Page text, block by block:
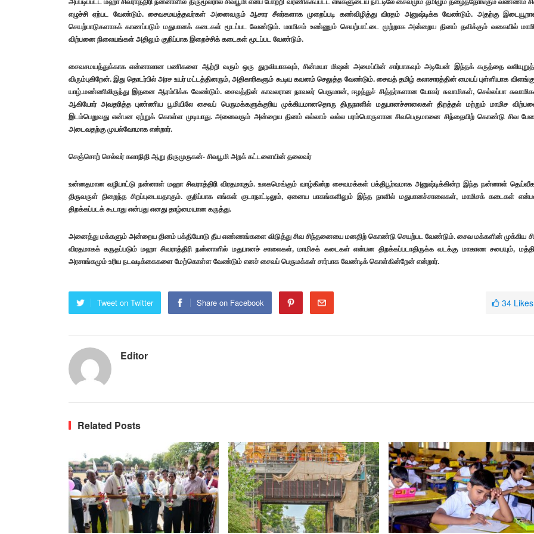
எழுச்சி ஏற்பட வேண்டும். சைவசமயத்தவர்கள் அனைவரும் ஆசார சீலர்களாக முறைப்படி கண்விழித்து விரதம் அனுஷ்டிக்க வேண்டும். அதற்கு
செயற்பாடுகளாகக் காணப்படும் மதுபானக் கடைகள் மூடப்பட வேண்டும். மாமிசம் உண்ணும் செயற்பாட்டை முற்றாக அன்றைய தினம் தவிக்கும் வகையில்
விற்பனை நிலையங்கள் அதிலும் குறிப்பாக இறைச்சிக் கடைகள் மூடப்பட வேண்டும்.
சைவசமயத்துக்காக என்னாலான பணிகளை ஆற்றி வரும் ஒரு துறவியாகவும், சின்மயா மிஷன் அமைப்பின் சார்பாகவும் அடியேன் இந்தக் கருத்தை
விரும்புகிறேன். இது தொடர்பில் அரச உயர் மட்டத்தினரும், அதிகாரிகளும் கூடிய கவனம் செலுத்த வேண்டும். சைவத் தமிழ் கலாசாரத்தின் மையப் புள்ளியாக
யாழ்.மண்ணிலிருந்து இதனை ஆரம்பிக்க வேண்டும். சைவத்தின் காவலரான நாவலர் பெருமான், ஈழத்துச் சித்தர்களான யோகர் சுவாமிகள், செல்லப்பா
ஆகியோர் அவதரித்த புண்ணிய பூமியிலே சைவப் பெருமக்களுக்குரிய முக்கியமானதொரு திருநாளில் மதுபானச்சாலைகள் திறத்தல் மற்றும் மாமிச
இடம்பெறுவது என்பன ஏற்றுக் கொள்ள முடியாது. அனைவரும் அன்றைய தினம் எல்லாம் வல்ல பரம்பொருளான சிவபெருமானை சிந்தையிற் கொண்டு சிவ
அடைவதற்கு முயல்வோமாக என்றார்.
செஞ்சொற் செல்வர் கலாநிதி ஆறு திருமுருகன்- சிவபூமி அறக் கட்டளையின் தலைவர்
உன்னதமான வழிபாட்டு நன்னாள் மஹா சிவராத்திரி விரதமாகும். உலகமெங்கும் வாழ்கின்ற சைவமக்கள் பக்திபூர்வமாக அனுஷ்டிக்கின்ற இந்த நன்னாள்
திருவருள் நிறைந்த சிறப்புடையதாகும். குறிப்பாக எங்கள் குடாநாட்டிலும், ஏனைய பாகங்களிலும் இந்த நாளில் மதுபானச்சாலைகள், மாமிசக் கடைகள்
திறக்கப்படக் கூடாது என்பது எனது தாழ்மையான கருத்து.
அனைத்து மக்களும் அன்றைய தினம் பக்தியோடு தீய எண்ணங்களை விடுத்து சிவ சிந்தனையை மனதிற் கொண்டு செயற்பட வேண்டும். சைவ மக்களின் முக்கிய
விரதமாகக் கருதப்படும் மஹா சிவராத்திரி நன்னாளில் மதுபானச் சாலைகள், மாமிசக் கடைகள் என்பன திறக்கப்படாதிருக்க வடக்கு மாகாண சபையும்,
அரசாங்கமும் உரிய நடவடிக்கைகளை மேற்கொள்ள வேண்டும் எனச் சைவப் பெருமக்கள் சார்பாக வேண்டிக் கொள்கின்றேன் என்றார்.
Tweet on Twitter Share on Facebook 34 Likes
Editor
Related Posts